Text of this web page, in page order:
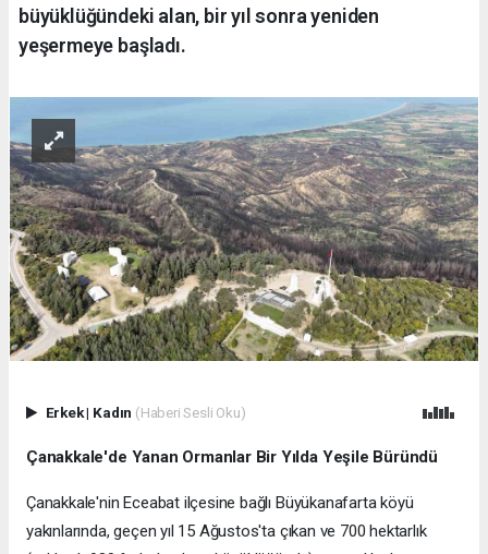
büyüklüğündeki alan, bir yıl sonra yeniden
yeşermeye başladı.
Erkek| Kadın (Haberi Sesli Oku)
Çanakkale'de Yanan Ormanlar Bir Yılda Yeşile Büründü
Çanakkale'nin Eceabat ilçesine bağlı Büyükanafarta köyü
yakınlarında, geçen yıl 15 Ağustos'ta çıkan ve 700 hektarlık